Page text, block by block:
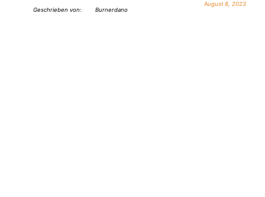
Geschrieben von: Burnerdano
August 8, 2023